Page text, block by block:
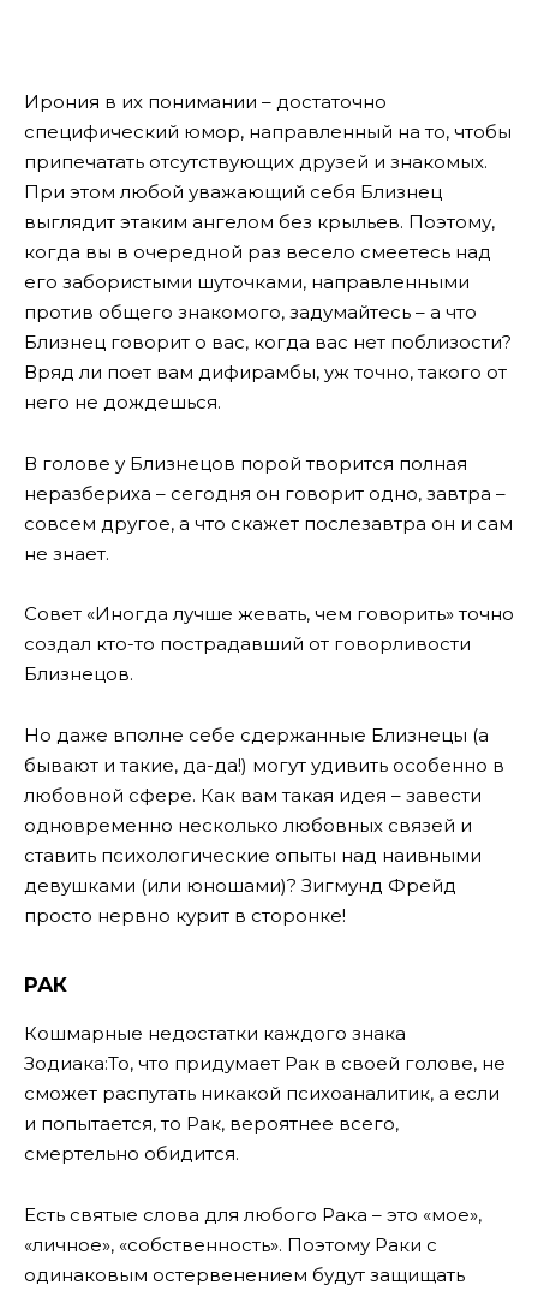
Ирония в их понимании – достаточно
специфический юмор, направленный на то, чтобы
припечатать отсутствующих друзей и знакомых.
При этом любой уважающий себя Близнец
выглядит этаким ангелом без крыльев. Поэтому,
когда вы в очередной раз весело смеетесь над
его забористыми шуточками, направленными
против общего знакомого, задумайтесь – а что
Близнец говорит о вас, когда вас нет поблизости?
Вряд ли поет вам дифирамбы, уж точно, такого от
него не дождешься.
В голове у Близнецов порой творится полная
неразбериха – сегодня он говорит одно, завтра –
совсем другое, а что скажет послезавтра он и сам
не знает.
Совет «Иногда лучше жевать, чем говорить» точно
создал кто-то пострадавший от говорливости
Близнецов.
Но даже вполне себе сдержанные Близнецы (а
бывают и такие, да-да!) могут удивить особенно в
любовной сфере. Как вам такая идея – завести
одновременно несколько любовных связей и
ставить психологические опыты над наивными
девушками (или юношами)? Зигмунд Фрейд
просто нервно курит в сторонке!
РАК
Кошмарные недостатки каждого знака
Зодиака:То, что придумает Рак в своей голове, не
сможет распутать никакой психоаналитик, а если
и попытается, то Рак, вероятнее всего,
смертельно обидится.
Есть святые слова для любого Рака – это «мое»,
«личное», «собственность». Поэтому Раки с
одинаковым остервенением будут защищать